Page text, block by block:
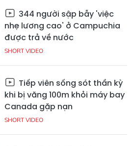
344 người sập bẫy 'việc
nhẹ lương cao' ở Campuchia
được trả về nước
SHORT VIDEO
Tiếp viên sống sót thần kỳ
khi bị văng 100m khỏi máy bay
Canada gặp nạn
SHORT VIDEO